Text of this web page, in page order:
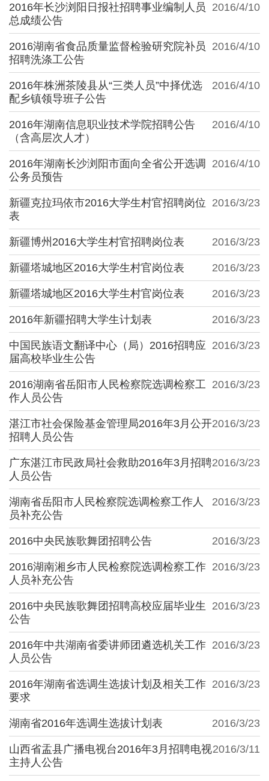
2016/4/10
2016年长沙浏阳日报社招聘事业编制人员
总成绩公告
2016/4/10
2016湖南省食品质量监督检验研究院补员
招聘洗涤工公告
2016/4/10
2016年株洲茶陵县从“三类人员”中择优选
配乡镇领导班子公告
2016/4/10
2016年湖南信息职业技术学院招聘公告
（含高层次人才）
2016/4/10
2016年湖南长沙浏阳市面向全省公开选调
公务员预告
2016/3/23
新疆克拉玛依市2016大学生村官招聘岗位
表
2016/3/23
新疆博州2016大学生村官招聘岗位表
2016/3/23
新疆塔城地区2016大学生村官岗位表
2016/3/23
新疆塔城地区2016大学生村官岗位表
2016/3/23
2016年新疆招聘大学生计划表
2016/3/23
中国民族语文翻译中心（局）2016招聘应
届高校毕业生公告
2016/3/23
2016湖南省岳阳市人民检察院选调检察工
作人员公告
2016/3/23
湛江市社会保险基金管理局2016年3月公开
招聘人员公告
2016/3/23
广东湛江市民政局社会救助2016年3月招聘
人员公告
2016/3/23
湖南省岳阳市人民检察院选调检察工作人
员补充公告
2016/3/23
2016中央民族歌舞团招聘公告
2016/3/23
2016湖南湘乡市人民检察院选调检察工作
人员补充公告
2016/3/23
2016中央民族歌舞团招聘高校应届毕业生
公告
2016/3/23
2016年中共湖南省委讲师团遴选机关工作
人员公告
2016/3/23
2016年湖南省选调生选拔计划及相关工作
要求
2016/3/23
湖南省2016年选调生选拔计划表
2016/3/11
山西省盂县广播电视台2016年3月招聘电视
主持人公告